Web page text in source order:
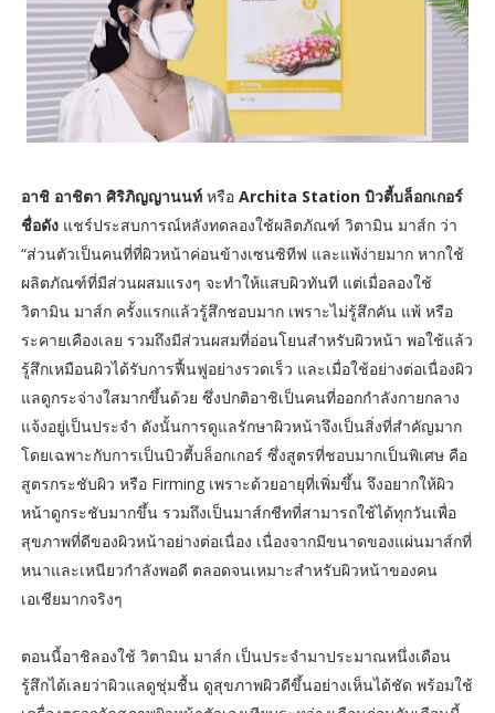
อาชิ อาชิตา ศิริภิญญานนท์ หรือArchita Station บิวตี้บล็อกเกอร์
ชื่อดังแชร์ประสบการณ์หลังทดลองใช้ผลิตภัณฑ์ วิตามิน มาส์ก ว่า
“ส่วนตัวเป็นคนที่ที่ผิวหน้าค่อนข้างเซนซิทีฟ และแพ้ง่ายมาก หากใช้
ผลิตภัณฑ์ที่มีส่วนผสมแรงๆ จะทำให้แสบผิวทันที แต่เมื่อลองใช้
วิตามิน มาส์ก ครั้งแรกแล้วรู้สึกชอบมาก เพราะไม่รู้สึกคัน แพ้ หรือ
ระคายเคืองเลย รวมถึงมีส่วนผสมที่อ่อนโยนสำหรับผิวหน้า พอใช้แล้ว
รู้สึกเหมือนผิวได้รับการฟื้นฟูอย่างรวดเร็ว และเมื่อใช้อย่างต่อเนื่องผิว
แลดูกระจ่างใสมากขึ้นด้วย ซึ่งปกติอาชิเป็นคนที่ออกกำลังกายกลาง
แจ้งอยู่เป็นประจำ ดังนั้นการดูแลรักษาผิวหน้าจึงเป็นสิ่งที่สำคัญมาก
โดยเฉพาะกับการเป็นบิวตี้บล็อกเกอร์ ซึ่งสูตรที่ชอบมากเป็นพิเศษ คือ
สูตรกระชับผิว หรือ Firming เพราะด้วยอายุที่เพิ่มขึ้น จึงอยากให้ผิว
หน้าดูกระชับมากขึ้น รวมถึงเป็นมาส์กชีทที่สามารถใช้ได้ทุกวันเพื่อ
สุขภาพที่ดีของผิวหน้าอย่างต่อเนื่อง เนื่องจากมีขนาดของแผ่นมาส์กที่
หนาและเหนียวกำลังพอดี ตลอดจนเหมาะสำหรับผิวหน้าของคน
เอเชียมากจริงๆ
ตอนนี้อาชิลองใช้ วิตามิน มาส์ก เป็นประจำมาประมาณหนึ่งเดือน
รู้สึกได้เลยว่าผิวแลดูชุ่มชื้น ดูสุขภาพผิวดีขึ้นอย่างเห็นได้ชัด พร้อมใช้